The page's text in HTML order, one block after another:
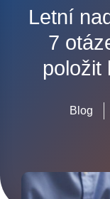
Letní
7
položit
Blog